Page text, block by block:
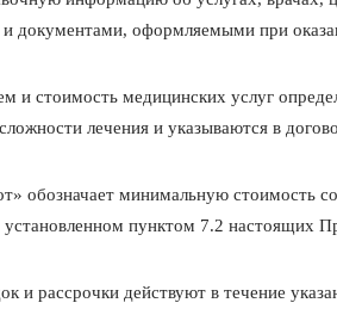
документами, оформляемыми при
и стоимость медицинских услуг
лечения и указываются в
обозначает минимальную стоимость
установленном пунктом 7.2 настоящих
и рассрочки действуют в течение